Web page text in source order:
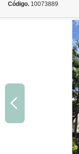
Código. 10073889